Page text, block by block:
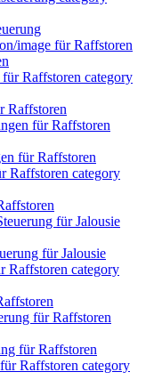
für Raffstoren
Raffstoren
für Raffstoren
für Jalousie
für Raffstoren